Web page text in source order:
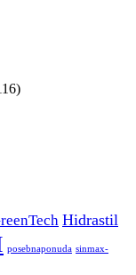
Hidrastil
posebnaponuda sinmax-